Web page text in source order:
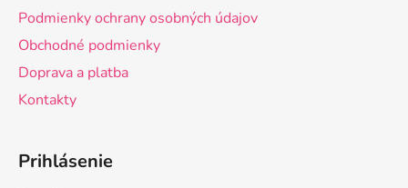
c
Podmienky ochrany osobných údajov
Obchodné podmienky
Doprava a platba
Kontakty
Prihlásenie